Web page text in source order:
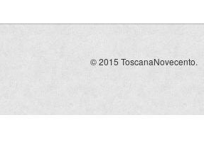
© 2015 ToscanaNovecento.